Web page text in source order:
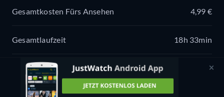
Gesamtkosten Fürs Ansehen 4,99 €
Gesamtlaufzeit 18h 33min
Genres Drama, Komödien, Mystery & Thriller